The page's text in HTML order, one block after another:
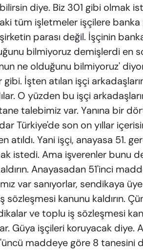
diye. Biz 301 gibi olmak
tüm işletmeler işçilere banka
parası değil. İşçinin
bilmiyoruz demişlerdi en
ne olduğunu bilmiyoruz'
İşten atılan işçi
O yüzden bu işçi
tane talebimiz var. Yanına bir
Türkiye'de son on yıllar
atıldı. Yani işçi, anayasa 51.
istedi. Ama işverenler bunu
Anayasadan 51'inci
var sanıyorlar, sendikaya
kanunu kaldırın.
ve toplu iş sözleşmesi
Güya işçileri koruyacak diye.
maddeye göre 8 tanesini